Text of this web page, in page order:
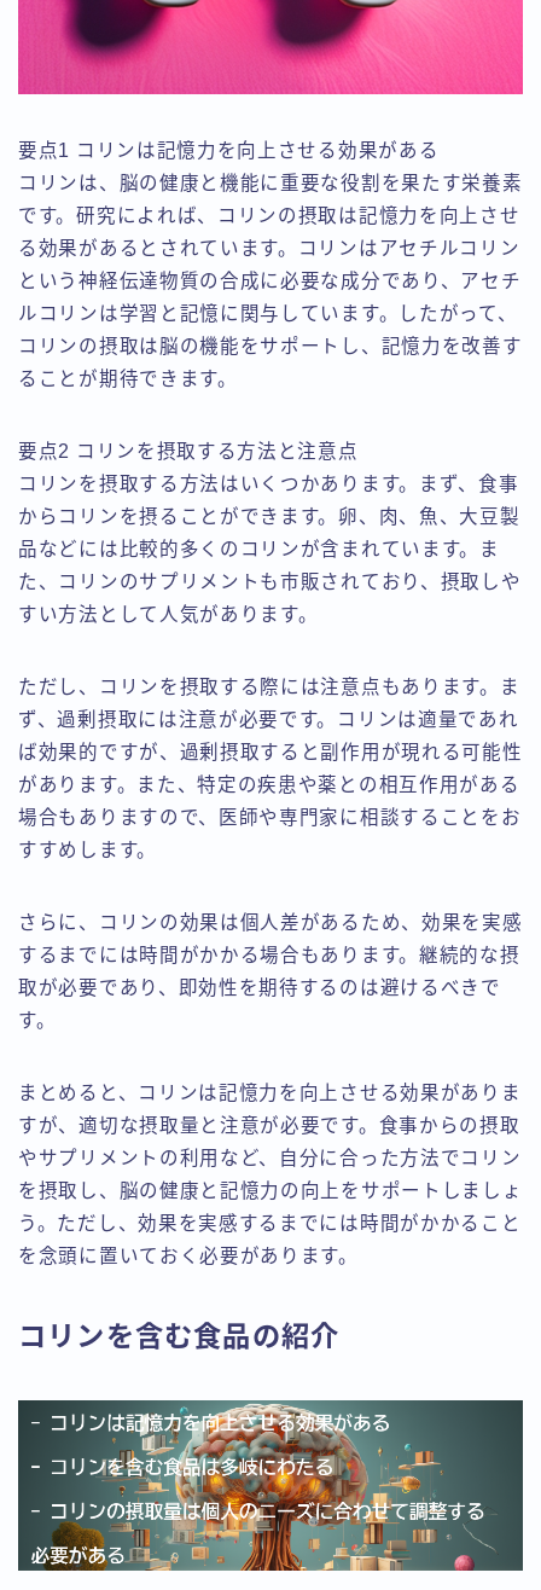
要点1 コリンは記憶力を向上させる効果がある
コリンは、脳の健康と機能に重要な役割を果たす栄養素
です。研究によれば、コリンの摂取は記憶力を向上させ
る効果があるとされています。コリンはアセチルコリン
という神経伝達物質の合成に必要な成分であり、アセチ
ルコリンは学習と記憶に関与しています。したがって、
コリンの摂取は脳の機能をサポートし、記憶力を改善す
ることが期待できます。
要点2 コリンを摂取する方法と注意点
コリンを摂取する方法はいくつかあります。まず、食事
からコリンを摂ることができます。卵、肉、魚、大豆製
品などには比較的多くのコリンが含まれています。ま
た、コリンのサプリメントも市販されており、摂取しや
すい方法として人気があります。
ただし、コリンを摂取する際には注意点もあります。ま
ず、過剰摂取には注意が必要です。コリンは適量であれ
ば効果的ですが、過剰摂取すると副作用が現れる可能性
があります。また、特定の疾患や薬との相互作用がある
場合もありますので、医師や専門家に相談することをお
すすめします。
さらに、コリンの効果は個人差があるため、効果を実感
するまでには時間がかかる場合もあります。継続的な摂
取が必要であり、即効性を期待するのは避けるべきで
す。
まとめると、コリンは記憶力を向上させる効果がありま
すが、適切な摂取量と注意が必要です。食事からの摂取
やサプリメントの利用など、自分に合った方法でコリン
を摂取し、脳の健康と記憶力の向上をサポートしましょ
う。ただし、効果を実感するまでには時間がかかること
を念頭に置いておく必要があります。
コリンを含む食品の紹介